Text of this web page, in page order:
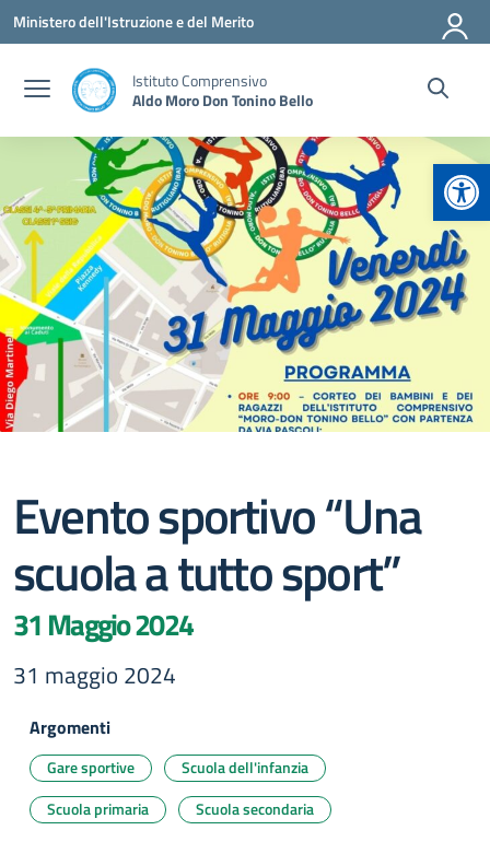
Vai ai contenuti
Vai al menu di navigazione
Vai al footer
Ministero dell'Istruzione e del Merito
Istituto Comprensivo
Aldo Moro Don Tonino Bello
Evento sportivo “Una
scuola a tutto sport”
31 Maggio 2024
31 maggio 2024
Argomenti
Gare sportive
Scuola dell'infanzia
Scuola primaria
Scuola secondaria